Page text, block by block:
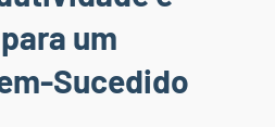
um
Sucedido